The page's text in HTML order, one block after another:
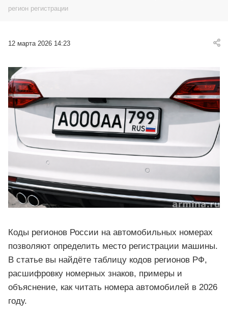
регион регистрации
12 марта 2026 14:23
Коды регионов России на автомобильных номерах
позволяют определить место регистрации машины.
В статье вы найдёте таблицу кодов регионов РФ,
расшифровку номерных знаков, примеры и
объяснение, как читать номера автомобилей в 2026
году.